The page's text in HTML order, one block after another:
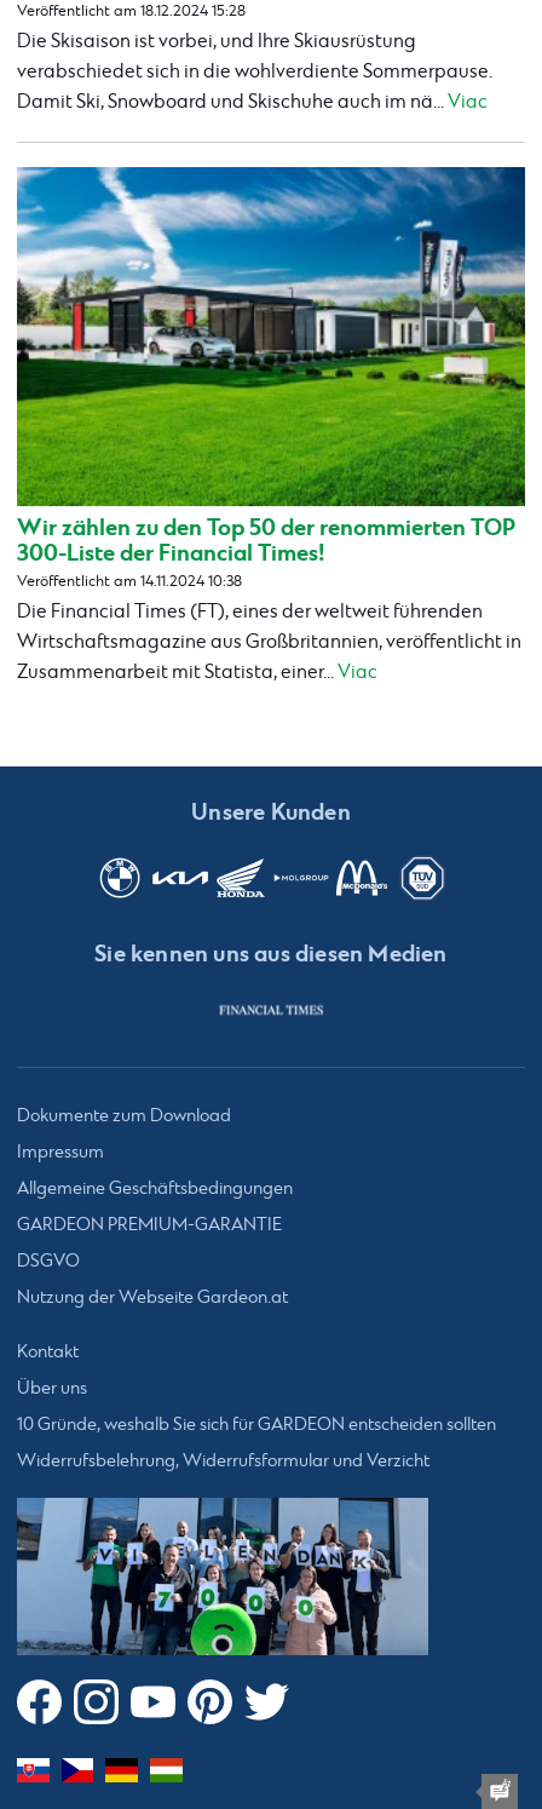
Veröffentlicht am 18.12.2024 15:28
Die Skisaison ist vorbei, und Ihre Skiausrüstung
verabschiedet sich in die wohlverdiente Sommerpause.
Damit Ski, Snowboard und Skischuhe auch im nä...Viac
Wir zählen zu den Top 50 der renommierten TOP
300-Liste der Financial Times!
Veröffentlicht am 14.11.2024 10:38
Die Financial Times (FT), eines der weltweit führenden
Wirtschaftsmagazine aus Großbritannien, veröffentlicht in
Zusammenarbeit mit Statista, einer...Viac
Unsere Kunden
Sie kennen uns aus diesen Medien
Dokumente zum Download
Impressum
Allgemeine Geschäftsbedingungen
GARDEON PREMIUM-GARANTIE
DSGVO
Nutzung der Webseite Gardeon.at
Kontakt
Über uns
10 Gründe, weshalb Sie sich für GARDEON entscheiden sollten
Widerrufsbelehrung, Widerrufsformular und Verzicht